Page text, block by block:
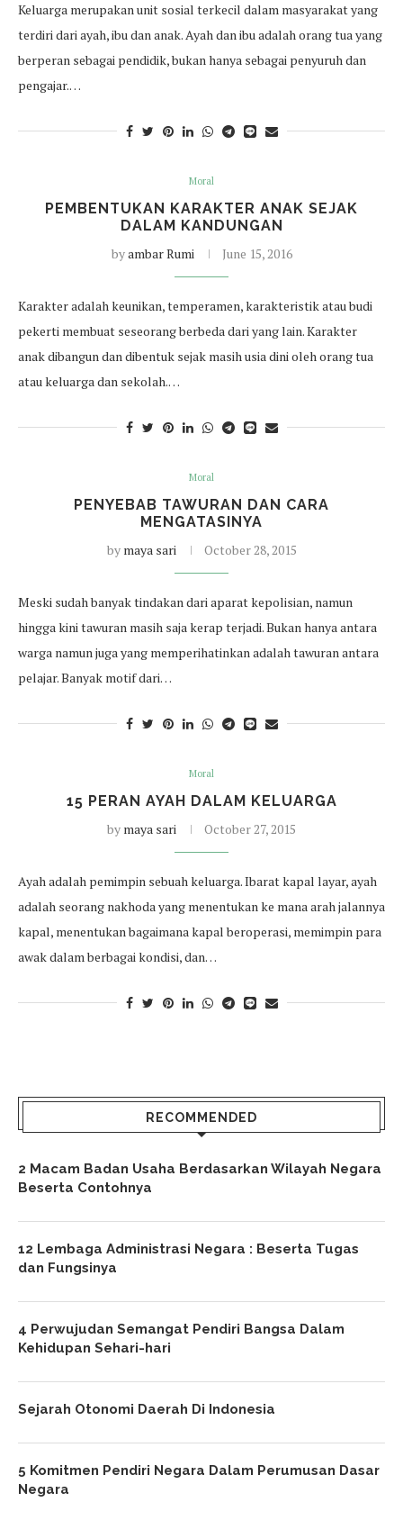
Keluarga merupakan unit sosial terkecil dalam masyarakat yang
terdiri dari ayah, ibu dan anak. Ayah dan ibu adalah orang tua yang
berperan sebagai pendidik, bukan hanya sebagai penyuruh dan
pengajar.…
Moral
PEMBENTUKAN KARAKTER ANAK SEJAK
DALAM KANDUNGAN
byambar Rumi June 15, 2016
Karakter adalah keunikan, temperamen, karakteristik atau budi
pekerti membuat seseorang berbeda dari yang lain. Karakter
anak dibangun dan dibentuk sejak masih usia dini oleh orang tua
atau keluarga dan sekolah.…
Moral
PENYEBAB TAWURAN DAN CARA
MENGATASINYA
by maya sari October 28, 2015
Meski sudah banyak tindakan dari aparat kepolisian, namun
hingga kini tawuran masih saja kerap terjadi. Bukan hanya antara
warga namun juga yang memperihatinkan adalah tawuran antara
pelajar. Banyak motif dari…
Moral
15 PERAN AYAH DALAM KELUARGA
by maya sari October 27, 2015
Ayah adalah pemimpin sebuah keluarga. Ibarat kapal layar, ayah
adalah seorang nakhoda yang menentukan ke mana arah jalannya
kapal, menentukan bagaimana kapal beroperasi, memimpin para
awak dalam berbagai kondisi, dan…
RECOMMENDED
2 Macam Badan Usaha Berdasarkan Wilayah Negara
Beserta Contohnya
12 Lembaga Administrasi Negara : Beserta Tugas
dan Fungsinya
4 Perwujudan Semangat Pendiri Bangsa Dalam
Kehidupan Sehari-hari
Sejarah Otonomi Daerah Di Indonesia
5 Komitmen Pendiri Negara Dalam Perumusan Dasar
Negara